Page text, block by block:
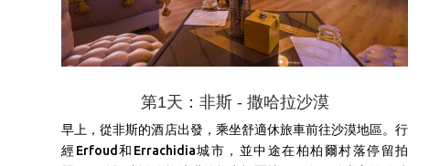
第1天：非斯 - 撒哈拉沙漠
早上，從非斯的酒店出發，乘坐舒適休旅車前往沙漠地區。行
經Erfoud和Errachidia城市，並中途在柏柏爾村落停留拍